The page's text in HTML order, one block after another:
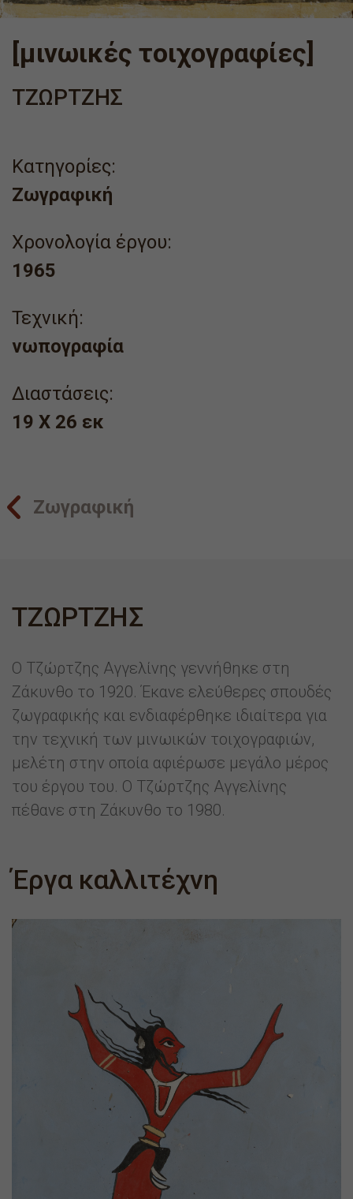
[μινωικές τοιχογραφίες]
ΤΖΩΡΤΖΗΣ
Κατηγορίες:
Ζωγραφική
Χρονολογία έργου:
1965
Τεχνική:
νωπογραφία
Διαστάσεις:
19 Χ 26 εκ
Ζωγραφική
ΤΖΩΡΤΖΗΣ
Ο Τζώρτζης Αγγελίνης γεννήθηκε στη
Ζάκυνθο το 1920. Έκανε ελεύθερες σπουδές
ζωγραφικής και ενδιαφέρθηκε ιδιαίτερα για
την τεχνική των μινωικών τοιχογραφιών,
μελέτη στην οποία αφιέρωσε μεγάλο μέρος
του έργου του. Ο Τζώρτζης Αγγελίνης
πέθανε στη Ζάκυνθο το 1980.
Έργα καλλιτέχνη